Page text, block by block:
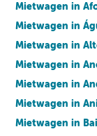
Mietwagen in
Mietwagen in
Mietwagen in
Mietwagen in
Mietwagen in
Mietwagen in
Mietwagen in